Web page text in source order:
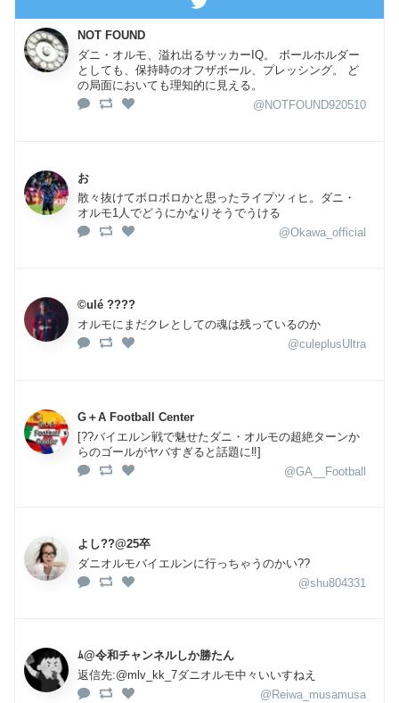
NOT FOUND
ダニ・オルモ、溢れ出るサッカーIQ。 ボールホルダー
としても、保持時のオフザボール、プレッシング。 ど
の局面においても理知的に見える。
@NOTFOUND920510
お
散々抜けてボロボロかと思ったライプツィヒ。ダニ・
オルモ1人でどうにかなりそうでうける
@Okawa_official
©︎ulé ????
オルモにまだクレとしての魂は残っているのか
@culeplusUltra
G＋A Football Center
[??バイエルン戦で魅せたダニ・オルモの超絶ターンか
らのゴールがヤバすぎると話題に‼️]
@GA__Football
よし??@25卒
ダニオルモバイエルンに行っちゃうのかい??
@shu804331
ﾑ@令和チャンネルしか勝たん
返信先:@mlv_kk_7ダニオルモ中々いいすねえ
@Reiwa_musamusa